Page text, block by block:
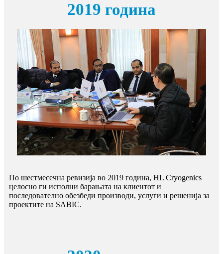
2019 година
По шестмесечна ревизија во 2019 година, HL Cryogenics
целосно ги исполни барањата на клиентот и
последователно обезбеди производи, услуги и решенија за
проектите на SABIC.